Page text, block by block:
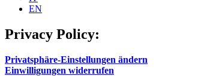
EN
Privacy Policy:
Privatsphäre-Einstellungen ändern
Einwilligungen widerrufen